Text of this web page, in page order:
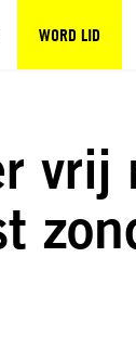
WORD LID
vrij